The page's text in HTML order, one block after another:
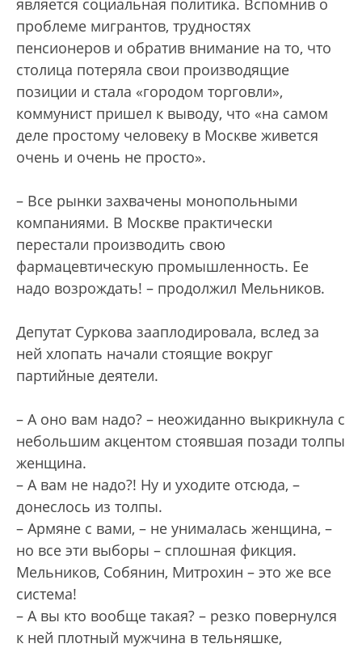
проблеме мигрантов, трудностях
пенсионеров и обратив внимание на то, что
столица потеряла свои производящие
позиции и стала «городом торговли»,
коммунист пришел к выводу, что «на самом
деле простому человеку в Москве живется
очень и очень не просто».
– Все рынки захвачены монопольными
компаниями. В Москве практически
перестали производить свою
фармацевтическую промышленность. Ее
надо возрождать! – продолжил Мельников.
Депутат Суркова зааплодировала, вслед за
ней хлопать начали стоящие вокруг
партийные деятели.
– А оно вам надо? – неожиданно выкрикнула с
небольшим акцентом стоявшая позади толпы
женщина.
– А вам не надо?! Ну и уходите отсюда, –
донеслось из толпы.
– Армяне с вами, – не унималась женщина, –
но все эти выборы – сплошная фикция.
Мельников, Собянин, Митрохин – это же все
система!
– А вы кто вообще такая? – резко повернулся
к ней плотный мужчина в тельняшке,